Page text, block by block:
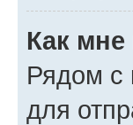
Как
Рядом с
для